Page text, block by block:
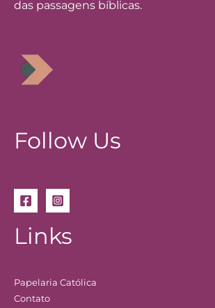
das passagens bíblicas.
Follow Us
Links
Papelaria Católica
Contato